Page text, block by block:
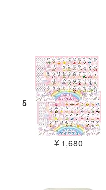
5
￥1,680